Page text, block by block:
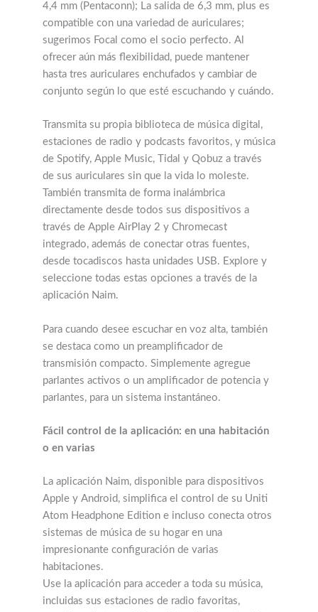
4,4 mm (Pentaconn); La salida de 6,3 mm, plus es
compatible con una variedad de auriculares;
sugerimos Focal como el socio perfecto. Al
ofrecer aún más flexibilidad, puede mantener
hasta tres auriculares enchufados y cambiar de
conjunto según lo que esté escuchando y cuándo.
Transmita su propia biblioteca de música digital,
estaciones de radio y podcasts favoritos, y música
de Spotify, Apple Music, Tidal y Qobuz a través
de sus auriculares sin que la vida lo moleste.
También transmita de forma inalámbrica
directamente desde todos sus dispositivos a
través de Apple AirPlay 2 y Chromecast
integrado, además de conectar otras fuentes,
desde tocadiscos hasta unidades USB. Explore y
seleccione todas estas opciones a través de la
aplicación Naim.
Para cuando desee escuchar en voz alta, también
se destaca como un preamplificador de
transmisión compacto. Simplemente agregue
parlantes activos o un amplificador de potencia y
parlantes, para un sistema instantáneo.
Fácil control de la aplicación: en una habitación
o en varias
La aplicación Naim, disponible para dispositivos
Apple y Android, simplifica el control de su Uniti
Atom Headphone Edition e incluso conecta otros
sistemas de música de su hogar en una
impresionante configuración de varias
habitaciones.
Use la aplicación para acceder a toda su música,
incluidas sus estaciones de radio favoritas,